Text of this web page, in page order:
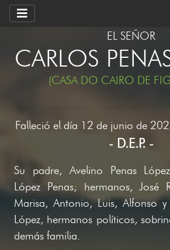
EL SEÑOR
CARLOS
(CASA DO CAIRO DE
Falleció el día 12 de junio de
- D.E.P. -
Su padre, Avelino Penas
López Penas; hermanos, José
Marisa, Antonio, Luis, Alfonso y
López, hermanos políticos,
demás familia.